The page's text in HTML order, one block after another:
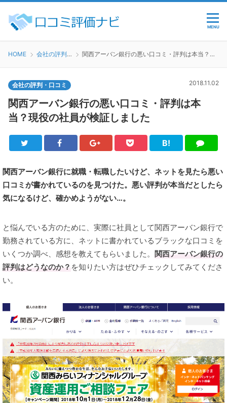
MENU
HOME 会社の評判・口コミ 関西アーバン銀行の悪い口コミ・評判は本当？現役の社員が検証しました
会社の評判・口コミ 2018.11.02
関西アーバン銀行の悪い口コミ・評判は本
当？現役の社員が検証しました
Twitter FacebookGoogle+Pocket
B!
は
ブ
LINE
関西アーバン銀行に就職・転職したいけど、ネットを見たら悪い
口コミが書かれているのを見つけた。悪い評判が本当だとしたら
気になるけど、確かめようがない…。
と悩んでいる方のために、実際に社員として関西アーバン銀行で
勤務されている方に、ネットに書かれているブラックな口コミを
いくつか調べ、感想を教えてもらいました。 関西アーバン銀行の
評判はどうなのか？ を知りたい方はぜひチェックしてみてくださ
い。